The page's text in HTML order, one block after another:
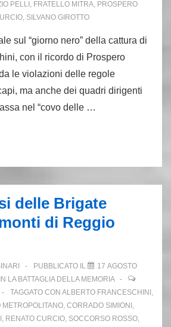
PELLI , FRATELLO MITRA, PROSPERO
, SILVANO GIROTTO
sul “giorno nero” della cattura di
con il ricordo di Prospero
le violazioni delle regole
ma anche dei quadri dirigenti
nel “covo delle …
delle Brigate
di Reggio
PUBBLICATO IL
17 AGOSTO
LA BATTAGLIA DELLA MEMORIA
TAGGATO CON ALBERTO FRANCESCHINI ,
, CORRADO SIMIONI ,
, RENATO CURCIO, SOCCORSO ROSSO,